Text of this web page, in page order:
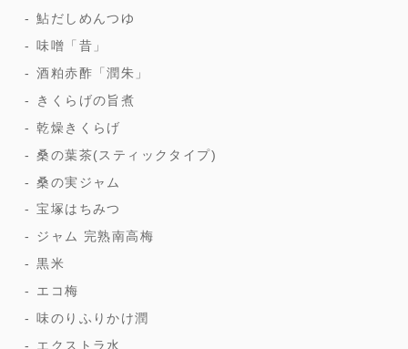
鮎だしめんつゆ
味噌「昔」
酒粕赤酢「潤朱」
きくらげの旨煮
乾燥きくらげ
桑の葉茶(スティックタイプ)
桑の実ジャム
宝塚はちみつ
ジャム 完熟南高梅
黒米
エコ梅
味のりふりかけ潤
エクストラ水